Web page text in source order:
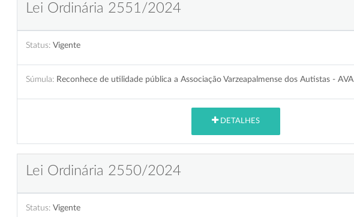
Lei Ordinária 2551/2024
Status: Vigente
Súmula: Reconhece de utilidade pública a Associação Varzeapalmense dos Autistas - AVA
DETALHES
Lei Ordinária 2550/2024
Status: Vigente